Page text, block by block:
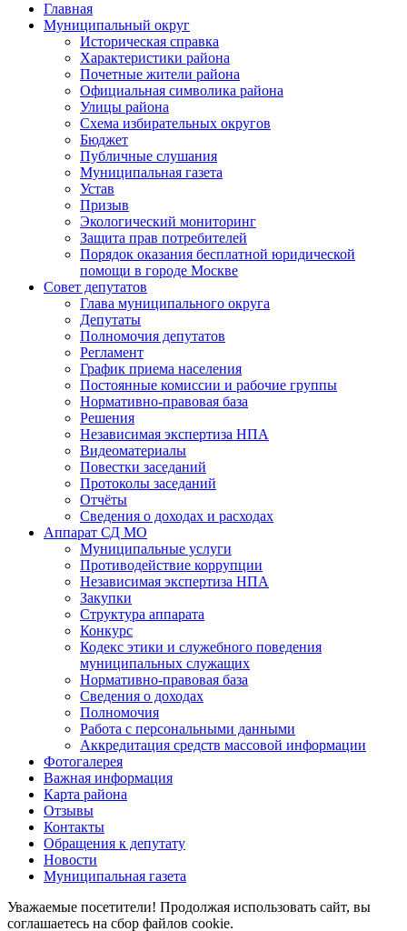
Главная
Муниципальный округ
Историческая справка
Характеристики района
Почетные жители района
Официальная символика района
Улицы района
Схема избирательных округов
Бюджет
Публичные слушания
Муниципальная газета
Устав
Призыв
Экологический мониторинг
Защита прав потребителей
Порядок оказания бесплатной юридической
помощи в городе Москве
Совет депутатов
Глава муниципального округа
Депутаты
Полномочия депутатов
Регламент
График приема населения
Постоянные комиссии и рабочие группы
Нормативно-правовая база
Решения
Независимая экспертиза НПА
Видеоматериалы
Повестки заседаний
Протоколы заседаний
Отчёты
Сведения о доходах и расходах
Аппарат СД МО
Муниципальные услуги
Противодействие коррупции
Независимая экспертиза НПА
Закупки
Структура аппарата
Конкурс
Кодекс этики и служебного поведения
муниципальных служащих
Нормативно-правовая база
Сведения о доходах
Полномочия
Работа с персональными данными
Аккредитация средств массовой информации
Фотогалерея
Важная информация
Карта района
Отзывы
Контакты
Обращения к депутату
Новости
Муниципальная газета
Уважаемые посетители! Продолжая использовать сайт, вы
соглашаетесь на сбор файлов cookie.